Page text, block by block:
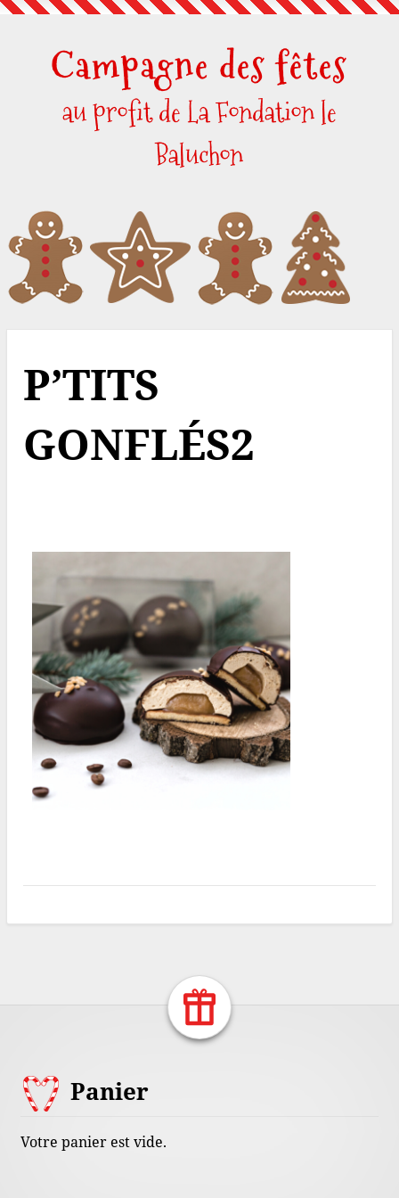
Skip
contentCampagne des fêtes
au profit de La Fondation le
Baluchon
P’TITS
GONFLÉS2
Return Home
Footer
ContentPanier
Votre panier est vide.